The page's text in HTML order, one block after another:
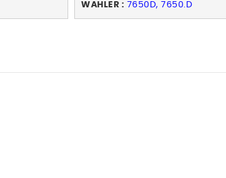
WAHLER : 7650D, 7650.D